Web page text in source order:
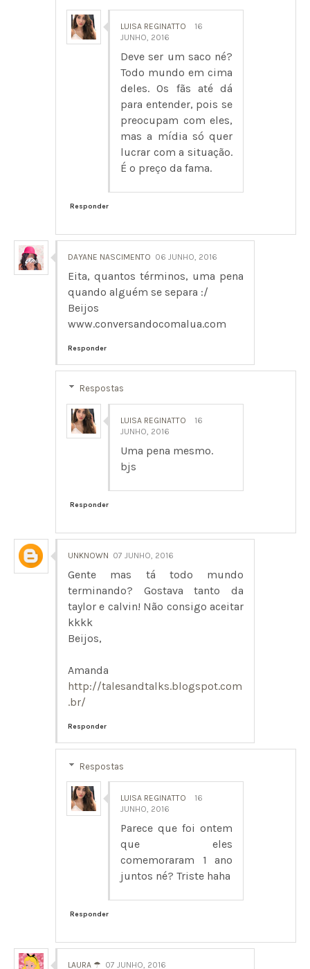
LUISA REGINATTO
16
JUNHO, 2016
Deve ser um saco né?
Todo mundo em cima
deles. Os fãs até dá
para entender, pois se
preocupam com eles,
mas a mídia só quer
lucrar com a situação.
É o preço da fama.
Responder
DAYANE NASCIMENTO 06 JUNHO, 2016
Eita, quantos términos, uma pena
quando alguém se separa :/
Beijos
www.conversandocomalua.com
Responder
Respostas
LUISA REGINATTO
16
JUNHO, 2016
Uma pena mesmo.
bjs
Responder
UNKNOWN 07 JUNHO, 2016
Gente mas tá todo mundo
terminando? Gostava tanto da
taylor e calvin! Não consigo aceitar
kkkk
Beijos,
Amanda
http://talesandtalks.blogspot.com
.br/
Responder
Respostas
LUISA REGINATTO
16
JUNHO, 2016
Parece que foi ontem
que eles
comemoraram 1 ano
juntos né? Triste haha
Responder
LAURA ☂ 07 JUNHO, 2016